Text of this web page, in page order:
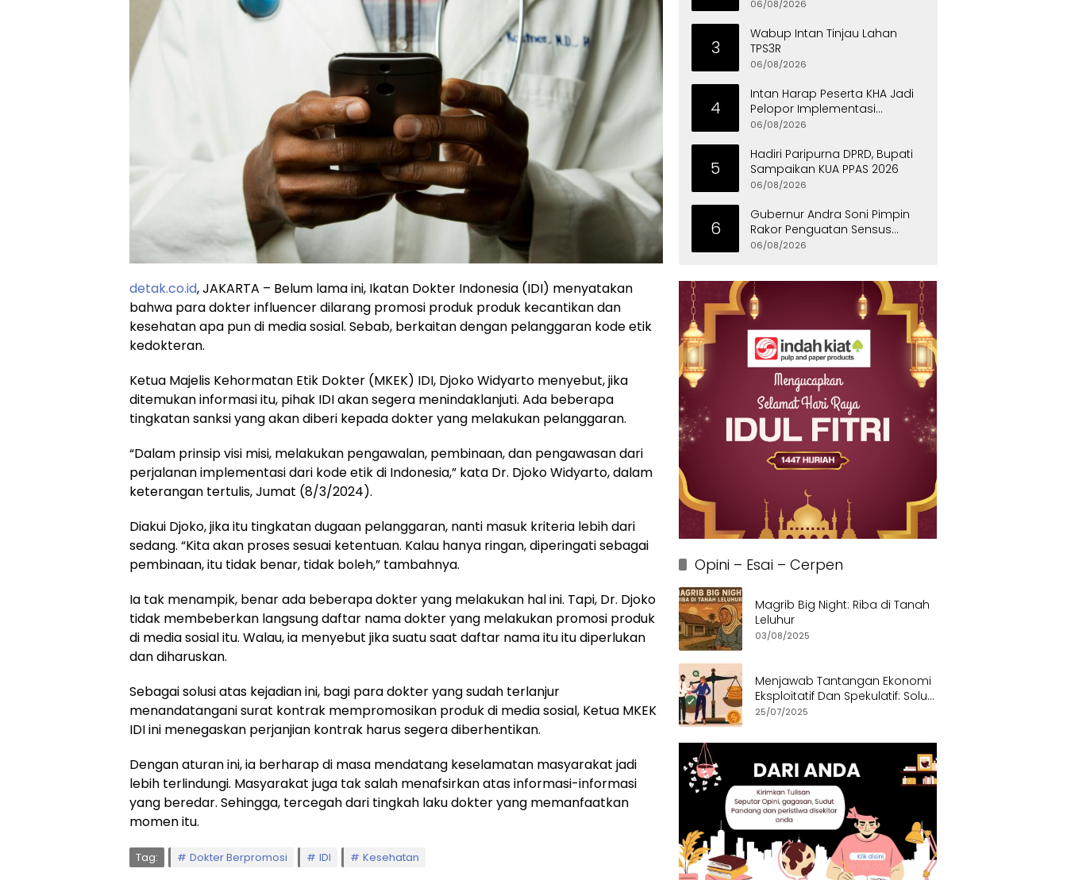
detak.co.id, JAKARTA – Belum lama ini, Ikatan Dokter Indonesia (IDI) menyatakan
bahwa para dokter influencer dilarang promosi produk produk kecantikan dan
kesehatan apa pun di media sosial. Sebab, berkaitan dengan pelanggaran kode etik
kedokteran.
Ketua Majelis Kehormatan Etik Dokter (MKEK) IDI, Djoko Widyarto menyebut, jika
ditemukan informasi itu, pihak IDI akan segera menindaklanjuti. Ada beberapa
tingkatan sanksi yang akan diberi kepada dokter yang melakukan pelanggaran.
“Dalam prinsip visi misi, melakukan pengawalan, pembinaan, dan pengawasan dari
perjalanan implementasi dari kode etik di Indonesia,” kata Dr. Djoko Widyarto, dalam
keterangan tertulis, Jumat (8/3/2024).
Diakui Djoko, jika itu tingkatan dugaan pelanggaran, nanti masuk kriteria lebih dari
sedang. “Kita akan proses sesuai ketentuan. Kalau hanya ringan, diperingati sebagai
pembinaan, itu tidak benar, tidak boleh,” tambahnya.
Ia tak menampik, benar ada beberapa dokter yang melakukan hal ini. Tapi, Dr. Djoko
tidak membeberkan langsung daftar nama dokter yang melakukan promosi produk
di media sosial itu. Walau, ia menyebut jika suatu saat daftar nama itu itu diperlukan
dan diharuskan.
Sebagai solusi atas kejadian ini, bagi para dokter yang sudah terlanjur
menandatangani surat kontrak mempromosikan produk di media sosial, Ketua MKEK
IDI ini menegaskan perjanjian kontrak harus segera diberhentikan.
Dengan aturan ini, ia berharap di masa mendatang keselamatan masyarakat jadi
lebih terlindungi. Masyarakat juga tak salah menafsirkan atas informasi-informasi
yang beredar. Sehingga, tercegah dari tingkah laku dokter yang memanfaatkan
momen itu.
Tag: Dokter Berpromosi IDI Kesehatan
06/08/2026
3
Wabup Intan Tinjau Lahan
TPS3R
06/08/2026
4
Intan Harap Peserta KHA Jadi
Pelopor Implementasi
Permainan Tradisional
06/08/2026
5
Hadiri Paripurna DPRD, Bupati
Sampaikan KUA PPAS 2026
06/08/2026
6
Gubernur Andra Soni Pimpin
Rakor Penguatan Sensus
Ekonomi 2026 Provinsi Banten
06/08/2026
Opini – Esai – Cerpen
Magrib Big Night: Riba di Tanah
Leluhur
03/08/2025
Menjawab Tantangan Ekonomi
Eksploitatif Dan Spekulatif: Solusi
Etis dan Berkeadilan
25/07/2025